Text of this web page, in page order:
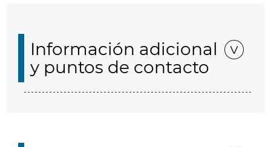
Información adicional
y puntos de contacto